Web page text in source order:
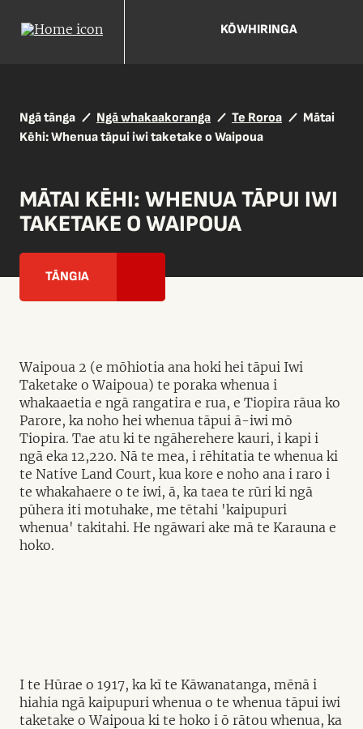
KŌWHIRINGA
Ngā tānga Ngā whakaakoranga Te Roroa
Mātai
Kēhi: Whenua tāpui iwi taketake o Waipoua
MĀTAI KĒHI: WHENUA TĀPUI IWI
TAKETAKE O WAIPOUA
TĀNGIA
Waipoua 2 (e mōhiotia ana hoki hei tāpui Iwi
Taketake o Waipoua) te poraka whenua i
whakaaetia e ngā rangatira e rua, e Tiopira rāua ko
Parore, ka noho hei whenua tāpui ā-iwi mō
Tiopira. Tae atu ki te ngāherehere kauri, i kapi i
ngā eka 12,220. Nā te mea, i rēhitatia te whenua ki
te Native Land Court, kua kore e noho ana i raro i
te whakahaere o te iwi, ā, ka taea te rūri ki ngā
pūhera iti motuhake, me tētahi 'kaipupuri
whenua' takitahi. He ngāwari ake mā te Karauna e
hoko.
I te Hūrae o 1917, ka kī te Kāwanatanga, mēnā i
hiahia ngā kaipupuri whenua o te whenua tāpui iwi
taketake o Waipoua ki te hoko i ō rātou whenua, ka